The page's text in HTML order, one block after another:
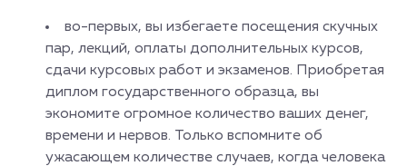
во-первых, вы избегаете посещения скучных
пар, лекций, оплаты дополнительных курсов,
сдачи курсовых работ и экзаменов. Приобретая
диплом государственного образца, вы
экономите огромное количество ваших денег,
времени и нервов. Только вспомните об
ужасающем количестве случаев, когда человека